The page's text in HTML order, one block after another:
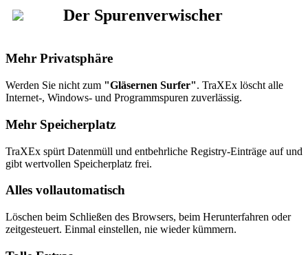
Der Spurenverwischer
Mehr Privatsphäre
Werden Sie nicht zum "Gläsernen Surfer". TraXEx löscht alle
Internet-, Windows- und Programmspuren zuverlässig.
Mehr Speicherplatz
TraXEx spürt Datenmüll und entbehrliche Registry-Einträge auf und
gibt wertvollen Speicherplatz frei.
Alles vollautomatisch
Löschen beim Schließen des Browsers, beim Herunterfahren oder
zeitgesteuert. Einmal einstellen, nie wieder kümmern.